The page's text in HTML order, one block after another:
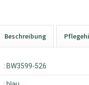
Beschreibung
: BW3599-526